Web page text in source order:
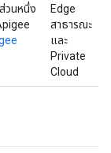
วนหนึ่ง
Edge
สาธารณะ
และ
Private
Cloud